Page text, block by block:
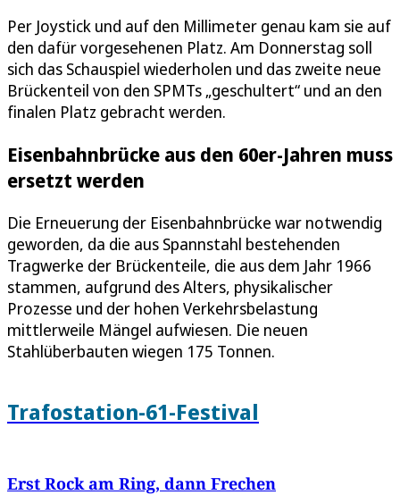
Per Joystick und auf den Millimeter genau kam sie auf
den dafür vorgesehenen Platz. Am Donnerstag soll
sich das Schauspiel wiederholen und das zweite neue
Brückenteil von den SPMTs „geschultert“ und an den
finalen Platz gebracht werden.
Eisenbahnbrücke aus den 60er-Jahren muss
ersetzt werden
Die Erneuerung der Eisenbahnbrücke war notwendig
geworden, da die aus Spannstahl bestehenden
Tragwerke der Brückenteile, die aus dem Jahr 1966
stammen, aufgrund des Alters, physikalischer
Prozesse und der hohen Verkehrsbelastung
mittlerweile Mängel aufwiesen. Die neuen
Stahlüberbauten wiegen 175 Tonnen.
Trafostation-61-Festival
Erst Rock am Ring, dann Frechen